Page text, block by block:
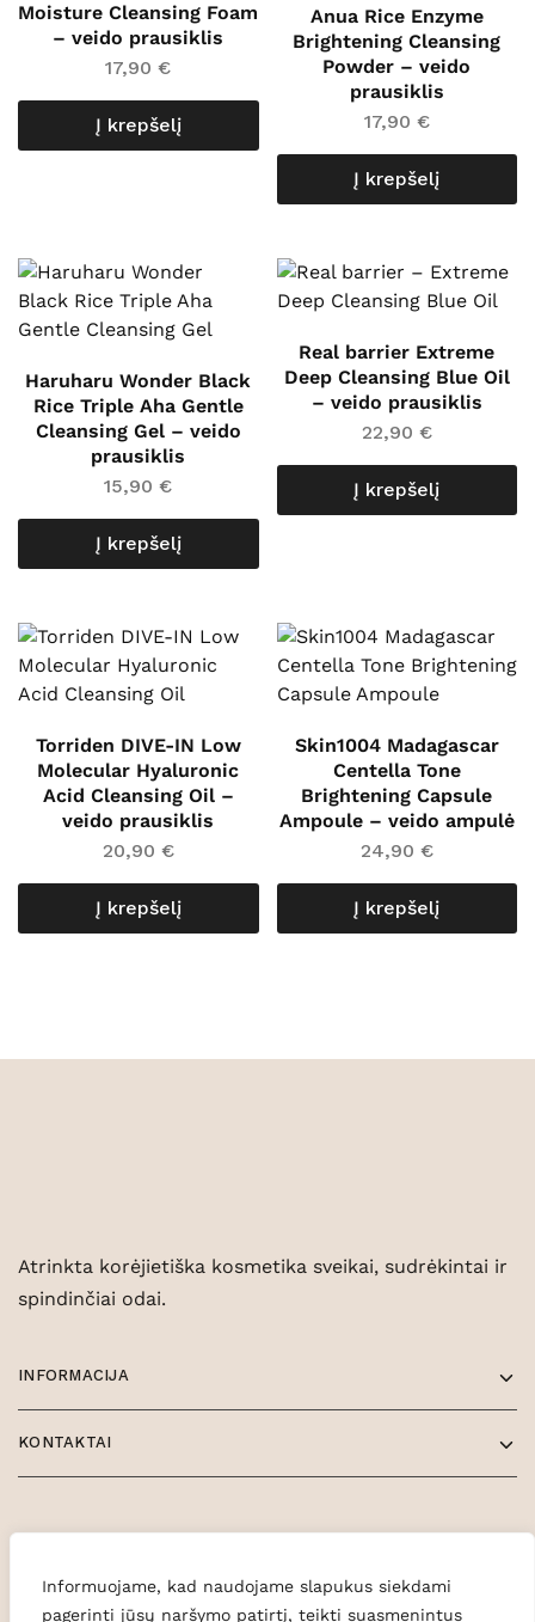
Informuojame, kad naudojame slapukus siekdami
pagerinti jūsų naršymo patirtį, teikti suasmenintus
Moisture Cleansing Foam
– veido prausiklis
17,90€
Į krepšelį
Anua Rice Enzyme
Brightening Cleansing
Powder – veido
prausiklis
17,90 €
Į krepšelį
Haruharu Wonder Black
Rice Triple Aha Gentle
Cleansing Gel – veido
prausiklis
15,90€
Į krepšelį
Real barrier Extreme
Deep Cleansing Blue Oil
– veido prausiklis
22,90 €
Į krepšelį
Torriden DIVE-IN Low
Molecular Hyaluronic
Acid Cleansing Oil –
veido prausiklis
20,90 €
Į krepšelį
Skin1004 Madagascar
Centella Tone
Brightening Capsule
Ampoule – veido ampulė
24,90 €
Į krepšelį
Atrinkta korėjietiška kosmetika sveikai, sudrėkintai ir
spindinčiai odai.
INFORMACIJA
KONTAKTAI